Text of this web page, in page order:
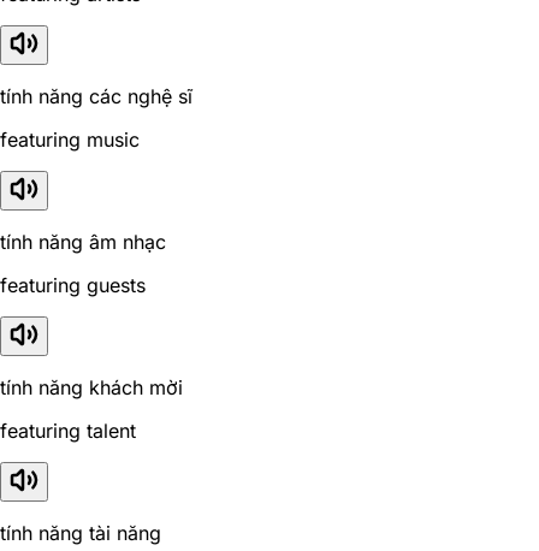
tính năng các nghệ sĩ
featuring music
tính năng âm nhạc
featuring guests
tính năng khách mời
featuring talent
tính năng tài năng